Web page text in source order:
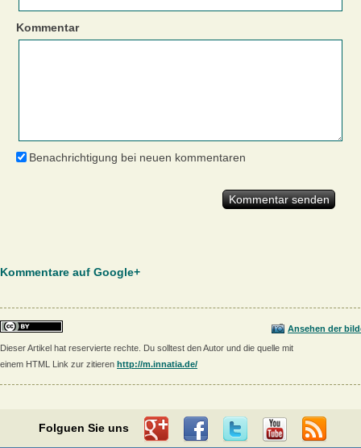
Kommentar
Benachrichtigung bei neuen kommentaren
Kommentare auf Google+
Ansehen der
Dieser Artikel hat reservierte rechte. Du solltest den Autor und die quelle mit
einem HTML Link zur zitieren http://m.innatia.de/
Folguen Sie uns